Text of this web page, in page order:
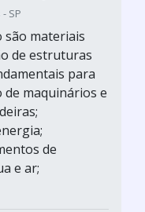
SP
são materiais
de estruturas
para
maquinários e
de
e ar;